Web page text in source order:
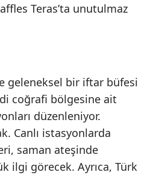
Teras’ta unutulmaz
geleneksel bir iftar büfesi
coğrafi bölgesine ait
düzenleniyor.
Canlı istasyonlarda
saman ateşinde
ilgi görecek. Ayrıca, Türk